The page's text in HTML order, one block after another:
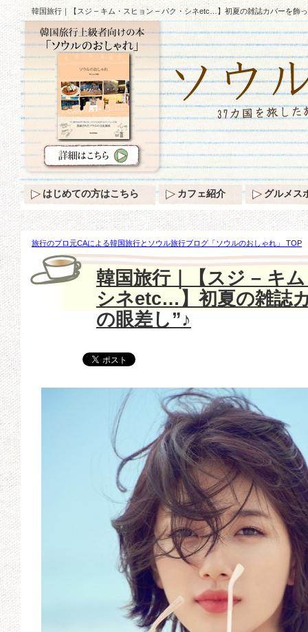
韓国旅行｜【スジ – キム・スヒョン – パク・シネetc…】初夏の雑誌カバーを飾っ
旅行のプロ元CAによる韓国旅行とソウル旅行ブログ「ソウルのおしゃれ」 TOP
ン – パク・シネetc…】初夏の雑誌カバーを飾った”魅惑の眼差し”♪
韓国旅行｜【スジ – キ
シネetc…】初夏の雑誌
の眼差し”♪
はじめての方はこちら カフェ紹介 グルメス